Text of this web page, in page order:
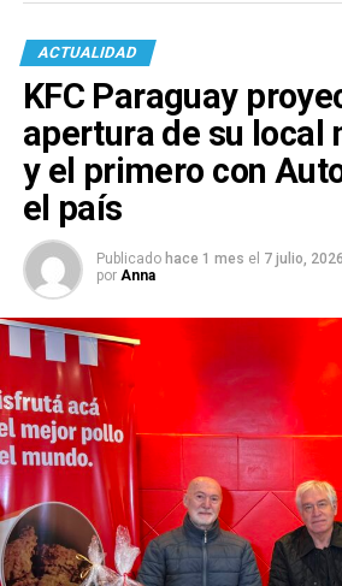
ACTUALIDAD
KFC Paraguay
apertura de su local
y el primero con
el país
Publicado hace 1 mes el 7 julio, 2026
por Anna